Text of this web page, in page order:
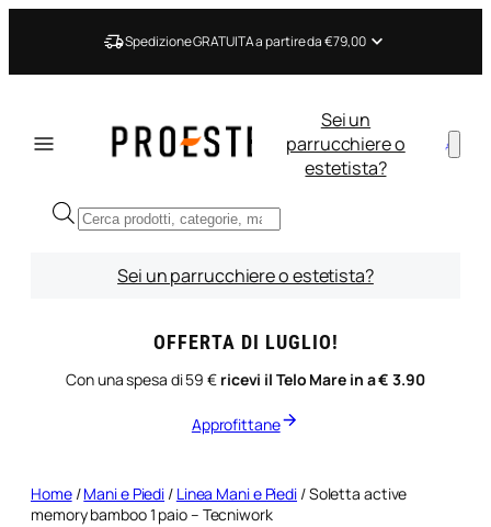
Spedizione GRATUITA a partire da €79,00
Sei un
parrucchiere o
estetista?
Ricerca
prodotti
Sei un parrucchiere o estetista?
OFFERTA DI LUGLIO!
Con una spesa di 59 € ricevi il Telo Mare in a € 3.90
Approfittane
Home/Mani e Piedi / Linea Mani e Piedi / Soletta active
memory bamboo 1 paio – Tecniwork